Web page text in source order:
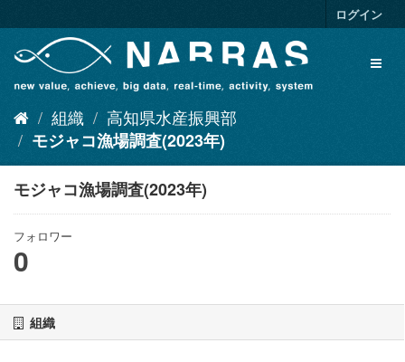
キ
ログイン
組織
高知県水産振興部
モジャコ漁場調査(2023年)
モジャコ漁場調査(2023年)
フォロワー
0
組織